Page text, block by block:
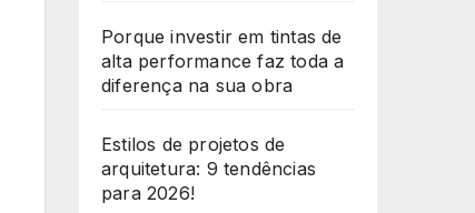
Porque investir em tintas de
alta performance faz toda a
diferença na sua obra
Estilos de projetos de
arquitetura: 9 tendências
para 2026!